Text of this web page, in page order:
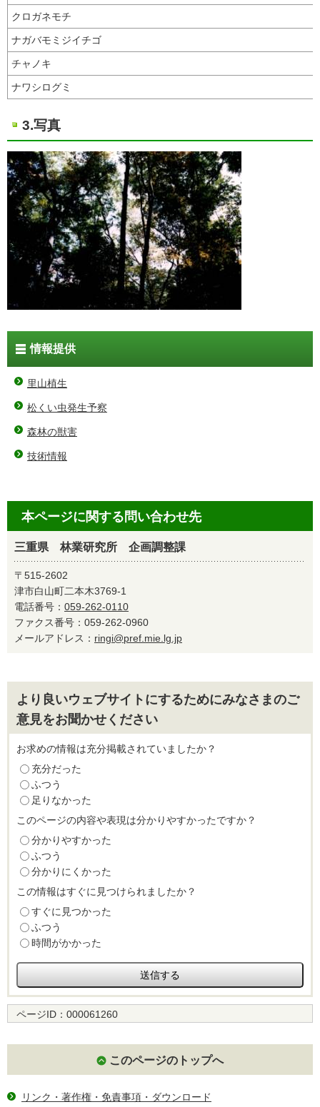
クロガネモチ
ナガバモミジイチゴ
チャノキ
ナワシログミ
3.写真
情報提供
里山植生
松くい虫発生予察
森林の獣害
技術情報
本ページに関する問い合わせ先
三重県 林業研究所 企画調整課
〒515-2602
津市白山町二本木3769-1
電話番号： 059-262-0110
ファクス番号：059-262-0960
メールアドレス： ringi@pref.mie.lg.jp
より良いウェブサイトにするためにみなさまのご
意見をお聞かせください
お求めの情報は充分掲載されていましたか？
充分だった
ふつう
足りなかった
このページの内容や表現は分かりやすかったですか？
分かりやすかった
ふつう
分かりにくかった
この情報はすぐに見つけられましたか？
すぐに見つかった
ふつう
時間がかかった
ページID： 000061260
このページのトップへ
リンク・著作権・免責事項・ダウンロード